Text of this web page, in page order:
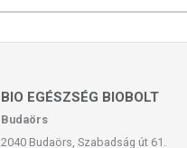
BIO EGÉSZSÉG BIOBOLT
Budaörs
2040 Budaörs, Szabadság út 61.